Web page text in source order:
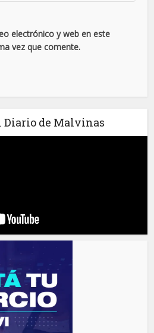
electrónico y web en este
vez que comente.
Diario de Malvinas